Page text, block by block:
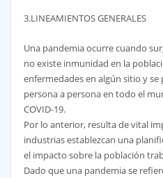
3.LINEAMIENTOS GENERALES
Una pandemia ocurre cuando
no existe inmunidad en la
enfermedades en algún sitio y
persona a persona en todo el
COVID-19.
Por lo anterior, resulta de vital
industrias establezcan una
el impacto sobre la población
Dado que una pandemia se